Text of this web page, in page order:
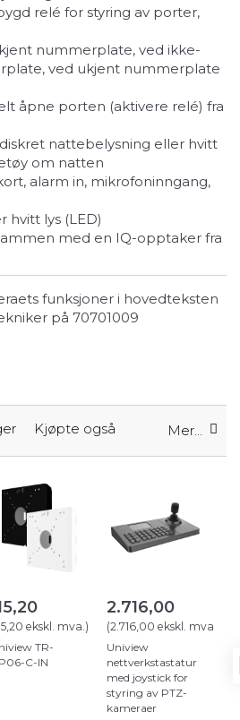
ved ukjent nummerplate
om natten
hvitt lys (LED)
funksjoner i hovedteksten
på 70701009
Mer...
Kjøpte også
ekskl. mva.)
TR-
C-IN
2.716,00
(2.716,00 ekskl. mva.
Uniview
nettverkstastatur
med joystick for
styring av PTZ-
kameraer